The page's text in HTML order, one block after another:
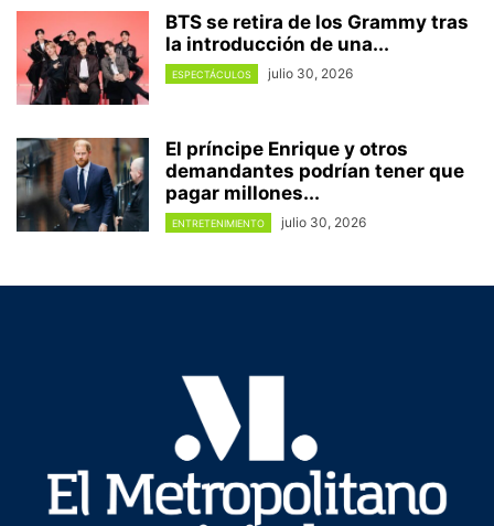
BTS se retira de los Grammy tras
la introducción de una...
ESPECTÁCULOS julio 30, 2026
El príncipe Enrique y otros
demandantes podrían tener que
pagar millones...
ENTRETENIMIENTO julio 30, 2026